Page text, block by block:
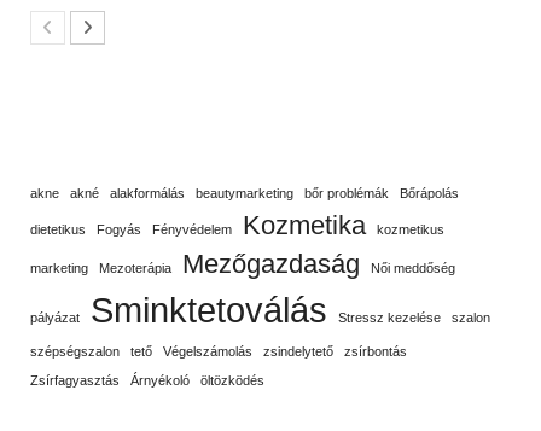
akne akné alakformálás beautymarketing bőr problémák Bőrápolás
dietetikus Fogyás Fényvédelem Kozmetika kozmetikus
marketing Mezoterápia Mezőgazdaság Női meddőség
pályázat Sminktetoválás Stressz kezelése szalon
szépségszalon tető Végelszámolás zsindelytető
zsírbontás
Zsírfagyasztás
Árnyékoló öltözködés